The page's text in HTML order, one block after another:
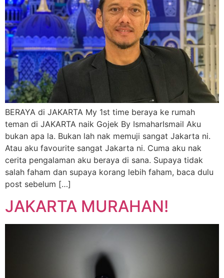
BERAYA di JAKARTA My 1st time beraya ke rumah
teman di JAKARTA naik Gojek By IsmaharIsmail Aku
bukan apa la. Bukan lah nak memuji sangat Jakarta ni.
Atau aku favourite sangat Jakarta ni. Cuma aku nak
cerita pengalaman aku beraya di sana. Supaya tidak
salah faham dan supaya korang lebih faham, baca dulu
post sebelum […]
JAKARTA MURAHAN!